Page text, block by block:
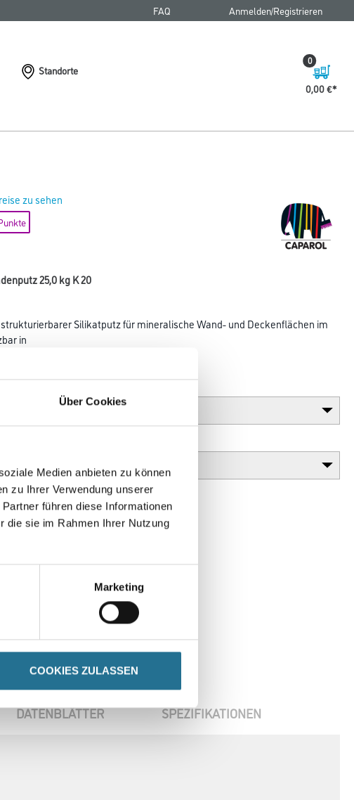
Über Cookies
Medien anbieten zu können
zu Ihrer Verwendung unserer
führen diese Informationen
die sie im Rahmen Ihrer Nutzung
Marketing
COOKIES ZULASSEN
FAQ Anmelden/Registrieren
Standorte
0,00 €
0
zu sehen
25,0 kg K 20
Silikatputz für mineralische Wand- und Deckenflächen im
in
für Ihren
DATENBLÄTTER SPEZIFIKATIONEN